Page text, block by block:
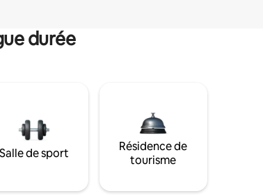
durée
Salle de sport
Résidence de
tourisme